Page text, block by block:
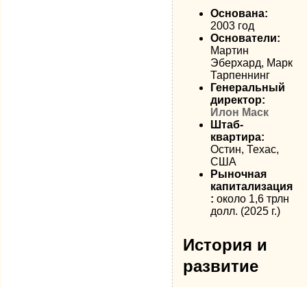
Основана:
2003 год
Основатели:
Мартин
Эберхард, Марк
Тарпеннинг
Генеральный
директор:
Илон Маск
Штаб-
квартира:
Остин, Техас,
США
Рыночная
капитализация
: около 1,6 трлн
долл. (2025 г.)
История и
развитие